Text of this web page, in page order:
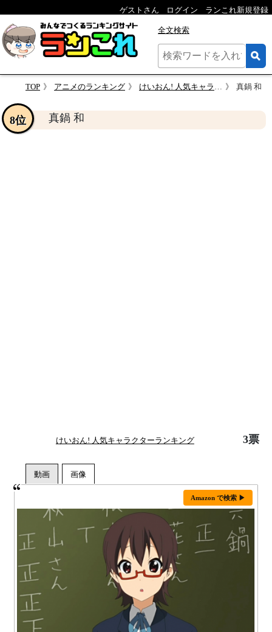
ゲストさん ログイン ランこれ新規登録
全文検索
TOP アニメのランキング けいおん! 人気キャラクターランキング 真鍋 和
真鍋 和
8位
けいおん! 人気キャラクターランキング 3票
Amazon で検索 ▶